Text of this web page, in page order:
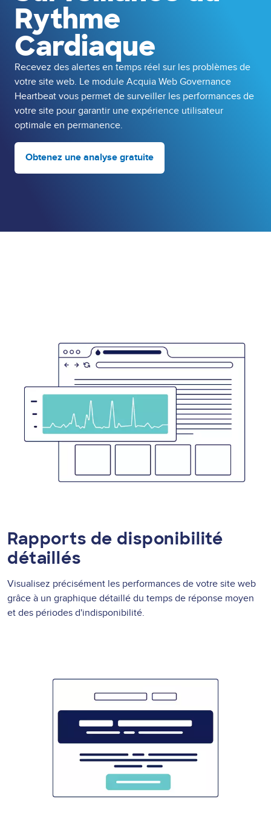
Rythme
Cardiaque
Recevez des alertes en temps réel sur les problèmes de
votre site web. Le module Acquia Web Governance
Heartbeat vous permet de surveiller les performances de
votre site pour garantir une expérience utilisateur
optimale en permanence.
Obtenez une analyse gratuite
Rapports de disponibilité
détaillés
Visualisez précisément les performances de votre site web
grâce à un graphique détaillé du temps de réponse moyen
et des périodes d'indisponibilité.